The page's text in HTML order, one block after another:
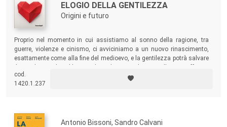
ELOGIO DELLA GENTILEZZA
Origini e futuro
Proprio nel momento in cui assistiamo al sonno della ragione, tra
guerre, violenze e cinismo, ci avviciniamo a un nuovo rinascimento,
esattamente come alla fine del medioevo, e la gentilezza potrà salvare
origini e passi futuri di questa possibile rivoluzione gentile.
cod.
1420.1.237
Antonio Bissoni, Sandro Calvani